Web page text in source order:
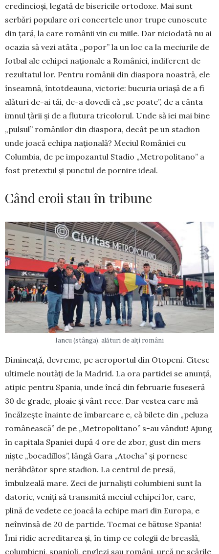
cre­dincioși, legată de bisericile orto­doxe. Mai sunt
serbări popu­lare ori con­certele unor trupe cunoscute
din țară, la care ro­mânii vin cu miile. Dar ni­cio­dată nu ai
ocazia să vezi atâta „popor” la un loc ca la me­ciurile de
fotbal ale echipei naționale a Ro­mâ­niei, indi­fe­rent de
re­zultatul lor. Pentru românii din dias­pora noas­tră, ele
înseam­nă, întot­deauna, vic­to­rie: bucuria uriașă de a fi
alături de-ai tăi, de-a dovedi că „se poa­te”, de a cânta
imnul țării și de a flutura tri­co­lorul. Unde să iei mai bine
„pul­sul” românilor din diaspora, decât pe un stadion
unde joacă echipa națio­na­lă? Meciul României cu
Columbia, de pe impozantul Sta­dio „Metropolitano” a
fost pretextul și punctul de pornire ideal.
Când eroii stau în tribune
Iancu (stânga), alături de alți români
Dimineață, devreme, pe aero­portul din Otopeni. Citesc
ulti­me­le noutăți de la Madrid. La ora partidei se anunță,
atipic pentru Spania, unde încă din fe­bruarie fuseseră
30 de grade, ploaie și vânt rece. Dar vestea care mă
încălzește înainte de îmbarcare e, că bilete din „peluza
românească” de pe „Me­tropo­litano” s-au vândut! Ajung
în ca­pitala Spaniei după 4 ore de zbor, gust din mers
niște „bo­ca­dillos”, lângă Gara „Atocha” și pornesc
nerăb­dător spre stadion. La cen­trul de presă,
îmbulzeală mare. Zeci de jurnaliști columbieni sunt la
datorie, veniți să transmită meciul echipei lor, care,
plină de vedete ce joacă la echipe mari din Europa, e
ne­învinsă de 20 de partide. Tocmai ce bătuse Spania!
Îmi ridic acreditarea și, în timp ce colegii de breas­lă,
columbieni, spanioli, englezi sau români, urcă pe scările